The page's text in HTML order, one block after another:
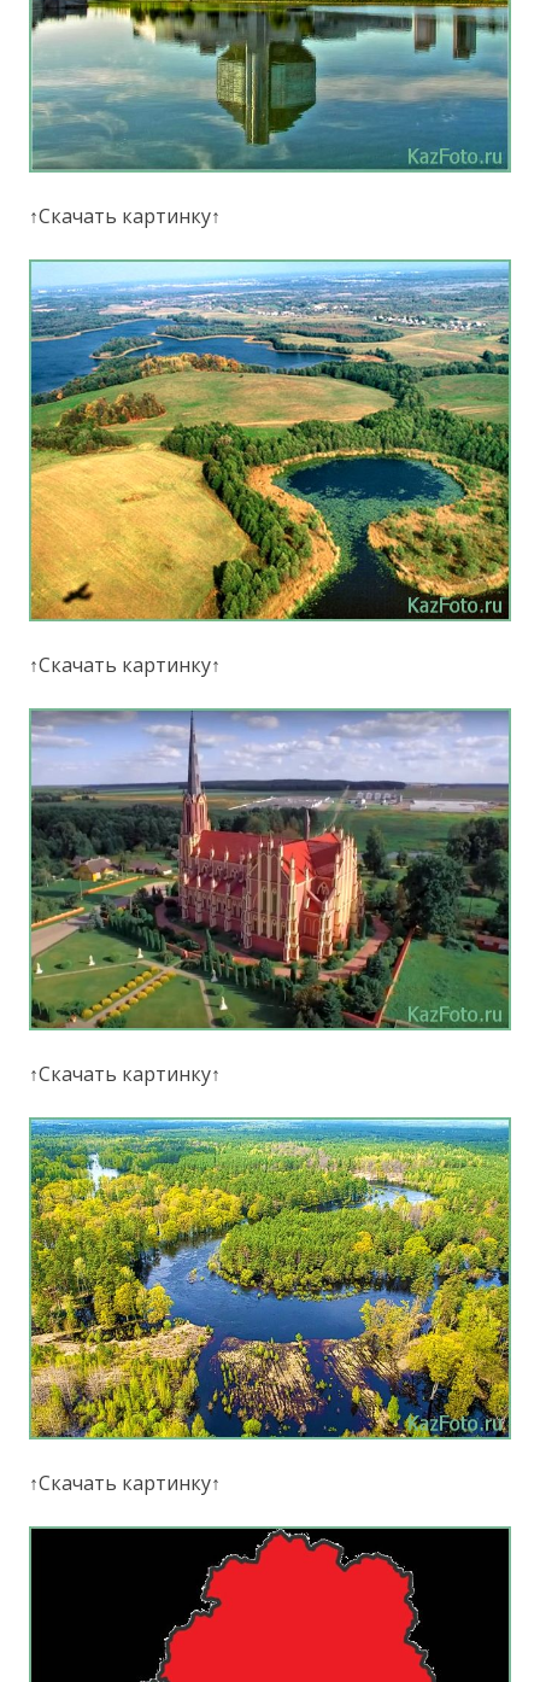
↑Скачать картинку↑
↑Скачать картинку↑
↑Скачать картинку↑
↑Скачать картинку↑